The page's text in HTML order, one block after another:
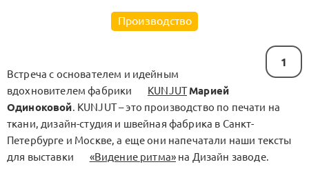
Производство
1
Встреча с основателем и идейным
вдохновителем фабрики
KUNJUT Марией
Одиноковой. KUNJUT – это производство по печати на
ткани, дизайн-студия и швейная фабрика в Санкт-
Петербурге и Москве, а еще они напечатали наши тексты
для выставки
«Видение ритма» на Дизайн заводе.